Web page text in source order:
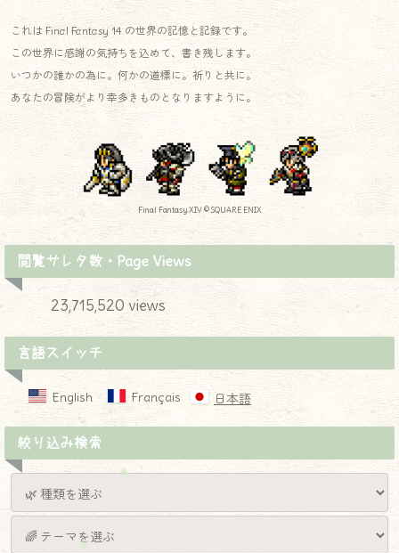
これは Final Fantasy 14 の世界の記憶と記録です。
この世界に感謝の気持ちを込めて、書き残します。
いつかの誰かの為に。何かの道標に。祈りと共に。
あなたの冒険がより幸多きものとなりますように。
Final Fantasy XIV © SQUARE ENIX
閲覧サレタ数・Page Views
23,715,520 views
言語スイッチ
English Français 日本語
絞り込み検索